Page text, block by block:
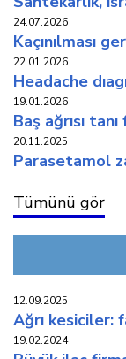
24.07.2026
kaçinilmasi
22.01.2026
headache
19.01.2026
baş ağrisi
20.11.2025
parasetamol
Tümünü gör
12.09.2025
ağri kesi̇ci̇ler:
19.02.2024